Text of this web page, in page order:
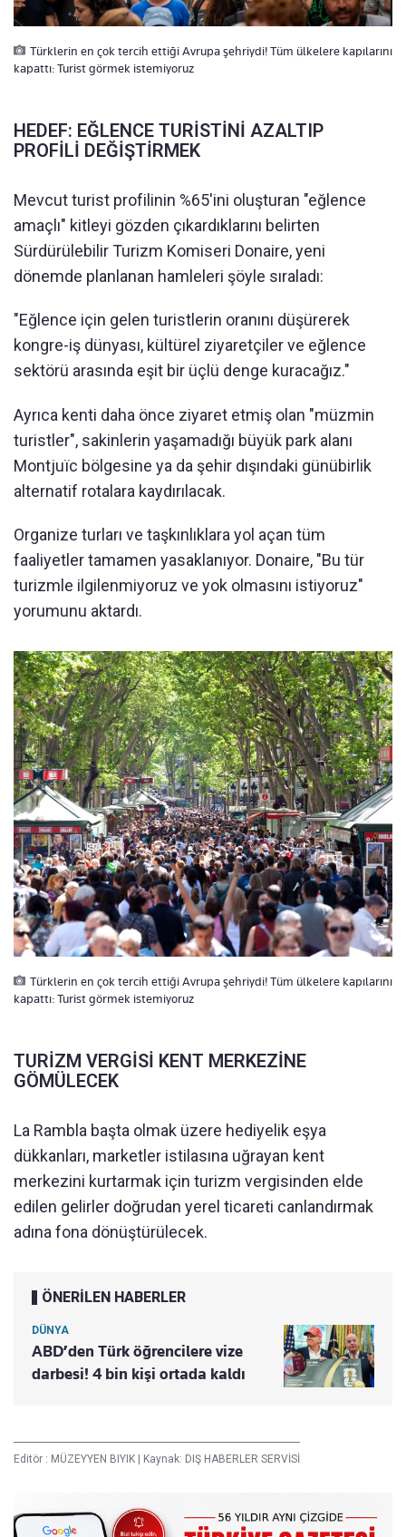
Türklerin en çok tercih ettiği Avrupa şehriydi! Tüm ülkelere kapılarını
kapattı: Turist görmek istemiyoruz
HEDEF: EĞLENCE TURİSTİNİ AZALTIP
PROFİLİ DEĞİŞTİRMEK
Mevcut turist profilinin %65'ini oluşturan "eğlence
amaçlı" kitleyi gözden çıkardıklarını belirten
Sürdürülebilir Turizm Komiseri Donaire, yeni
dönemde planlanan hamleleri şöyle sıraladı:
"Eğlence için gelen turistlerin oranını düşürerek
kongre-iş dünyası, kültürel ziyaretçiler ve eğlence
sektörü arasında eşit bir üçlü denge kuracağız."
Ayrıca kenti daha önce ziyaret etmiş olan "müzmin
turistler", sakinlerin yaşamadığı büyük park alanı
Montjuïc bölgesine ya da şehir dışındaki günübirlik
alternatif rotalara kaydırılacak.
Organize turları ve taşkınlıklara yol açan tüm
faaliyetler tamamen yasaklanıyor. Donaire, "Bu tür
turizmle ilgilenmiyoruz ve yok olmasını istiyoruz"
yorumunu aktardı.
Türklerin en çok tercih ettiği Avrupa şehriydi! Tüm ülkelere kapılarını
kapattı: Turist görmek istemiyoruz
TURİZM VERGİSİ KENT MERKEZİNE
GÖMÜLECEK
La Rambla başta olmak üzere hediyelik eşya
dükkanları, marketler istilasına uğrayan kent
merkezini kurtarmak için turizm vergisinden elde
edilen gelirler doğrudan yerel ticareti canlandırmak
adına fona dönüştürülecek.
ÖNERİLEN HABERLER
DÜNYA
ABD’den Türk öğrencilere vize
darbesi! 4 bin kişi ortada kaldı
Editör : MÜZEYYEN BIYIK Kaynak: DIŞ HABERLER SERVİSİ